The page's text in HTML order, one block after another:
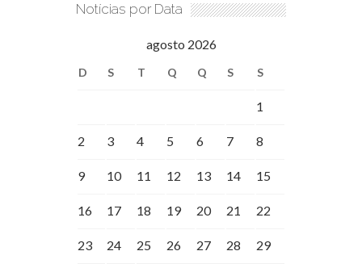
Notícias por Data
agosto 2026
D S T Q Q S S
1
2 3 4 5 6 7 8
9 10 11 12 13 14 15
16 17 18 19 20 21 22
23 24 25 26 27 28 29